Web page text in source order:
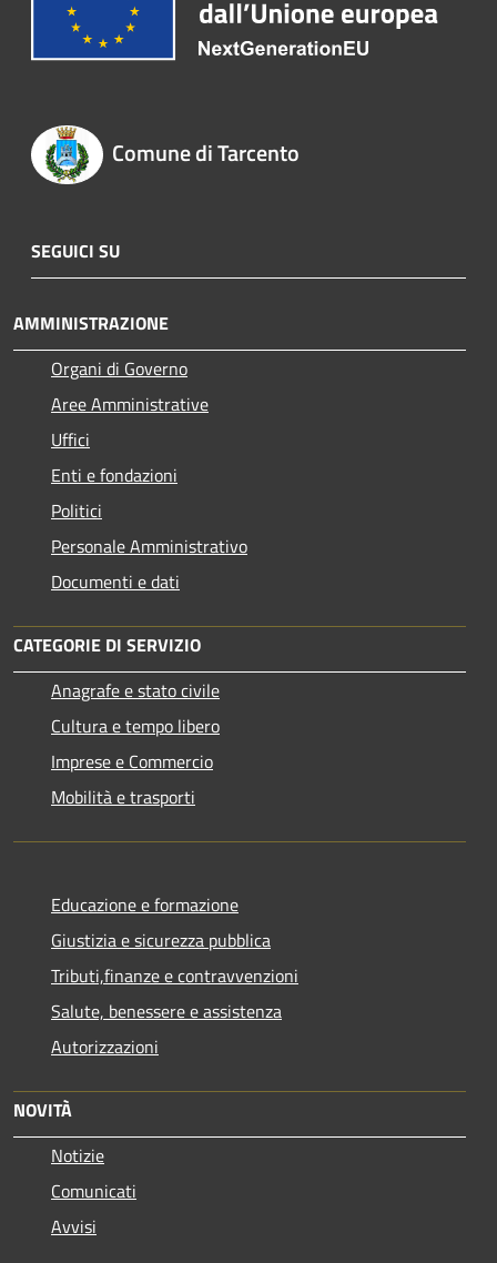
Comune di Tarcento
SEGUICI SU
AMMINISTRAZIONE
Organi di Governo
Aree Amministrative
Uffici
Enti e fondazioni
Politici
Personale Amministrativo
Documenti e dati
CATEGORIE DI SERVIZIO
Anagrafe e stato civile
Cultura e tempo libero
Imprese e Commercio
Mobilità e trasporti
Educazione e formazione
Giustizia e sicurezza pubblica
Tributi,finanze e contravvenzioni
Salute, benessere e assistenza
Autorizzazioni
NOVITÀ
Notizie
Comunicati
Avvisi